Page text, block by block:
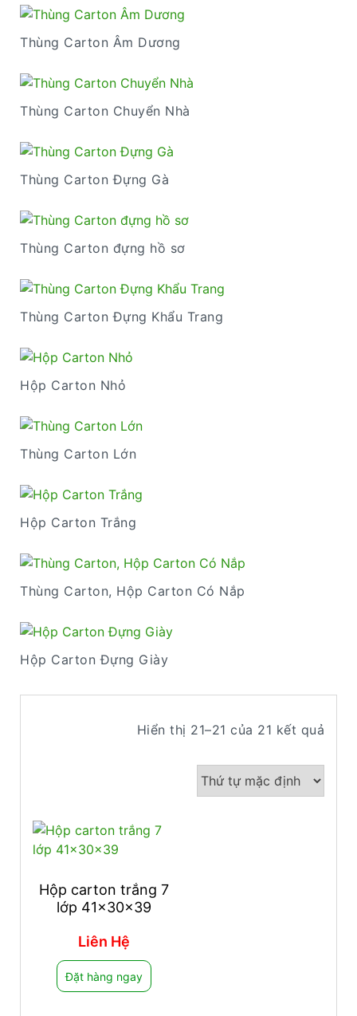
Thùng Carton Âm Dương
Thùng Carton Chuyển Nhà
Thùng Carton Đựng Gà
Thùng Carton đựng hồ sơ
Thùng Carton Đựng Khẩu Trang
Hộp Carton Nhỏ
Thùng Carton Lớn
Hộp Carton Trắng
Thùng Carton, Hộp Carton Có Nắp
Hộp Carton Đựng Giày
Hiển thị 21–21 của 21 kết quả
Hộp carton trắng 7
lớp 41x30x39
Liên Hệ
Đặt hàng ngay